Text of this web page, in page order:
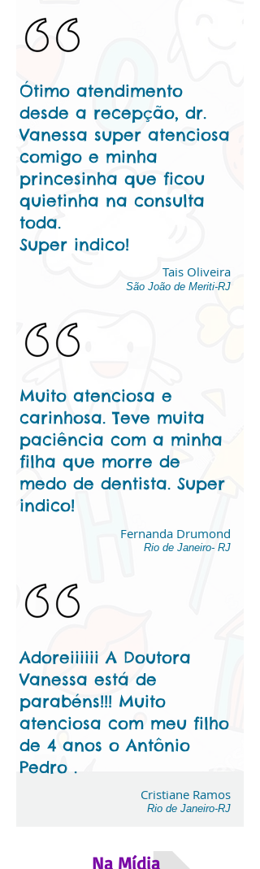
Ótimo atendimento
desde a recepção, dr.
Vanessa super atenciosa
comigo e minha
princesinha que ficou
quietinha na consulta
toda.
Super indico!
Tais Oliveira
São João de Meriti-RJ
Muito atenciosa e
carinhosa. Teve muita
paciência com a minha
filha que morre de
medo de dentista. Super
indico!
Fernanda Drumond
Rio de Janeiro- RJ
Adoreiiiiii A Doutora
Vanessa está de
parabéns!!! Muito
atenciosa com meu filho
de 4 anos o Antônio
Pedro .
Cristiane Ramos
Rio de Janeiro-RJ
Na Mídia